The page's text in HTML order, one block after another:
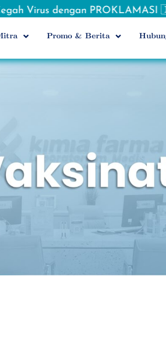
Virus dengan PROKLAMASI 🇮🇩
Promo & Berita